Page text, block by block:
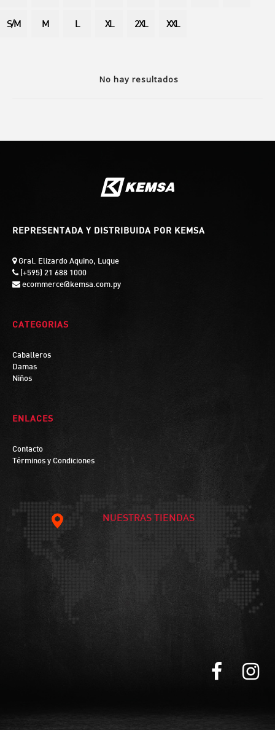
No hay resultados
S/M M L XL 2XL XXL
REPRESENTADA Y DISTRIBUIDA POR KEMSA
Gral. Elizardo Aquino, Luque
(+595) 21 688 1000
ecommerce@kemsa.com.py
CATEGORIAS
Caballeros
Damas
Niños
ENLACES
Contacto
Términos y Condiciones
NUESTRAS TIENDAS